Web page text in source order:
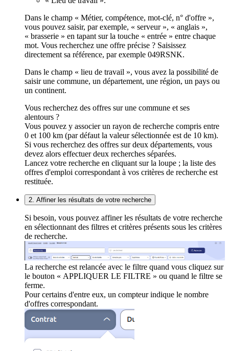
Dans le champ « Métier, compétence, mot-clé, n° d'offre »,
vous pouvez saisir, par exemple, « serveur », « anglais »,
« brasserie » en tapant sur la touche « entrée » entre chaque
mot. Vous recherchez une offre précise ? Saisissez
directement sa référence, par exemple 049RSNK.
Dans le champ « lieu de travail », vous avez la possibilité de
saisir une commune, un département, une région, un pays ou
un continent.
Vous recherchez des offres sur une commune et ses
alentours ?
Vous pouvez y associer un rayon de recherche compris entre
0 et 100 km (par défaut la valeur sélectionnée est de 10 km).
Si vous recherchez des offres sur deux départements, vous
devez alors effectuer deux recherches séparées.
Lancez votre recherche en cliquant sur la loupe ; la liste des
offres d'emploi correspondant à vos critères de recherche est
restituée.
2. Affiner les résultats de votre recherche
Si besoin, vous pouvez affiner les résultats de votre recherche
en sélectionnant des filtres et critères présents sous les critères
de recherche.
La recherche est relancée avec le filtre quand vous cliquez sur
le bouton « APPLIQUER LE FILTRE » ou quand le filtre se
ferme.
Pour certains d'entre eux, un compteur indique le nombre
d'offres correspondant.